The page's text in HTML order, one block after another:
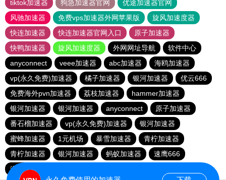
tiktok加速器
狗急加速器官网
优途加速器官网
风驰加速器
免费vps加速器外网苹果版
旋风加速度器
快连加速器
快连加速器官网入口
原子加速器
快鸭加速器
旋风加速度器 外网网址导航
软件中心
anyconnect
veee加速器 abc加速器
海鸥加速器
vp(永久免费)加速器
橘子加速器 银河加速器
优云666
免费海外pvn加速器
荔枝加速器
hammer加速器
银河加速器
银河加速器 anyconnect
原子加速器
番石榴加速器
vp(永久免费)加速器
银河加速器
蜜蜂加速器
1元机场 暴雪加速器
青柠加速器
青柠加速器
银河加速器 蚂蚁加速器
速鹰666
海外梯子官网